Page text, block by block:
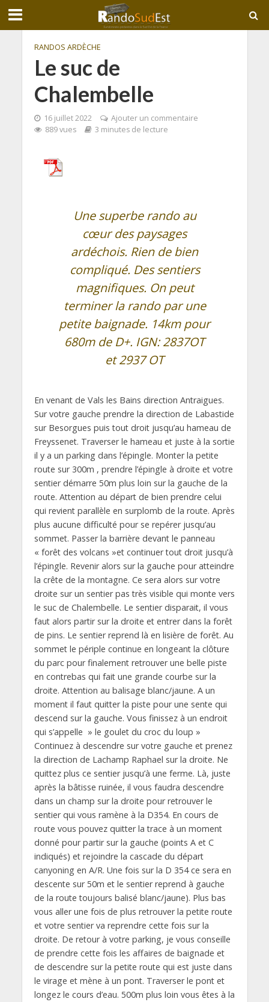
RANDOS ARDÈCHE
Le suc de
Chalembelle
16 juillet 2022
Ajouter un commentaire
889 vues
3 minutes de lecture
Une superbe rando au
cœur des paysages
ardéchois. Rien de bien
compliqué. Des sentiers
magnifiques. On peut
terminer la rando par une
petite baignade. 14km pour
680m de D+. IGN: 2837OT
et 2937 OT
En venant de Vals les Bains direction Antraigues.
Sur votre gauche prendre la direction de Labastide
sur Besorgues puis tout droit jusqu’au hameau de
Freyssenet. Traverser le hameau et juste à la sortie
il y a un parking dans l’épingle. Monter la petite
route sur 300m , prendre l’épingle à droite et votre
sentier démarre 50m plus loin sur la gauche de la
route. Attention au départ de bien prendre celui
qui revient parallèle en surplomb de la route. Après
plus aucune difficulté pour se repérer jusqu’au
sommet. Passer la barrière devant le panneau
« forêt des volcans »et continuer tout droit jusqu’à
l’épingle. Revenir alors sur la gauche pour atteindre
la crête de la montagne. Ce sera alors sur votre
droite sur un sentier pas très visible qui monte vers
le suc de Chalembelle. Le sentier disparait, il vous
faut alors partir sur la droite et entrer dans la forêt
de pins. Le sentier reprend là en lisière de forêt. Au
sommet le périple continue en longeant la clôture
du parc pour finalement retrouver une belle piste
en contrebas qui fait une grande courbe sur la
droite. Attention au balisage blanc/jaune. A un
moment il faut quitter la piste pour une sente qui
descend sur la gauche. Vous finissez à un endroit
qui s’appelle » le goulet du croc du loup »
Continuez à descendre sur votre gauche et prenez
la direction de Lachamp Raphael sur la droite. Ne
quittez plus ce sentier jusqu’à une ferme. Là, juste
après la bâtisse ruinée, il vous faudra descendre
dans un champ sur la droite pour retrouver le
sentier qui vous ramène à la D354. En cours de
route vous pouvez quitter la trace à un moment
donné pour partir sur la gauche (points A et C
indiqués) et rejoindre la cascade du départ
canyoning en A/R. Une fois sur la D 354 ce sera en
descente sur 50m et le sentier reprend à gauche
de la route toujours balisé blanc/jaune). Plus bas
vous aller une fois de plus retrouver la petite route
et votre sentier va reprendre cette fois sur la
droite. De retour à votre parking, je vous conseille
de prendre cette fois les affaires de baignade et
de descendre sur la petite route qui est juste dans
le virage et mène à un pont. Traverser le pont et
longez le cours d’eau. 500m plus loin vous êtes à la